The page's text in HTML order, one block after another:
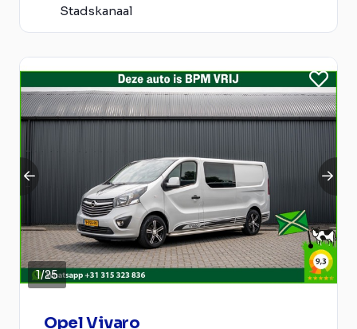
Stadskanaal
1/25
Opel Vivaro